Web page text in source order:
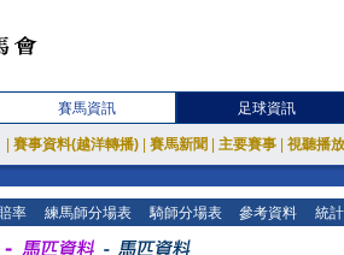
賽馬資訊 足球資訊
賽事資料(越洋轉播) 賽馬新聞 主要賽事 視聽播
率 練馬師分場表 騎師分場表 參考資料 統